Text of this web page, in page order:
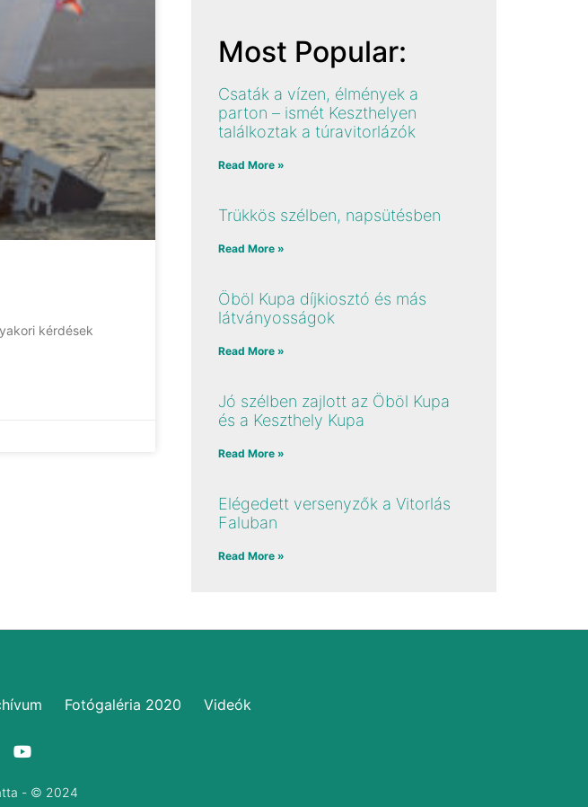
kérdések
Most Popular:
Csaták a vízen, élmények a
parton – ismét Keszthelyen
találkoztak a túravitorlázók
Read More »
Trükkös szélben, napsütésben
Read More »
Öböl Kupa díjkiosztó és más
látványosságok
Read More »
Jó szélben zajlott az Öböl Kupa
és a Keszthely Kupa
Read More »
Elégedett versenyzők a Vitorlás
Faluban
Read More »
Fotógaléria 2020 Videók
- © 2024